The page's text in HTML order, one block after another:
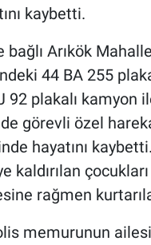
kaybetti.
bağlı Arıkök
44 BA 255
plakalı kamyon
görevli özel
hayatını
kaldırılan
rağmen
memurunun